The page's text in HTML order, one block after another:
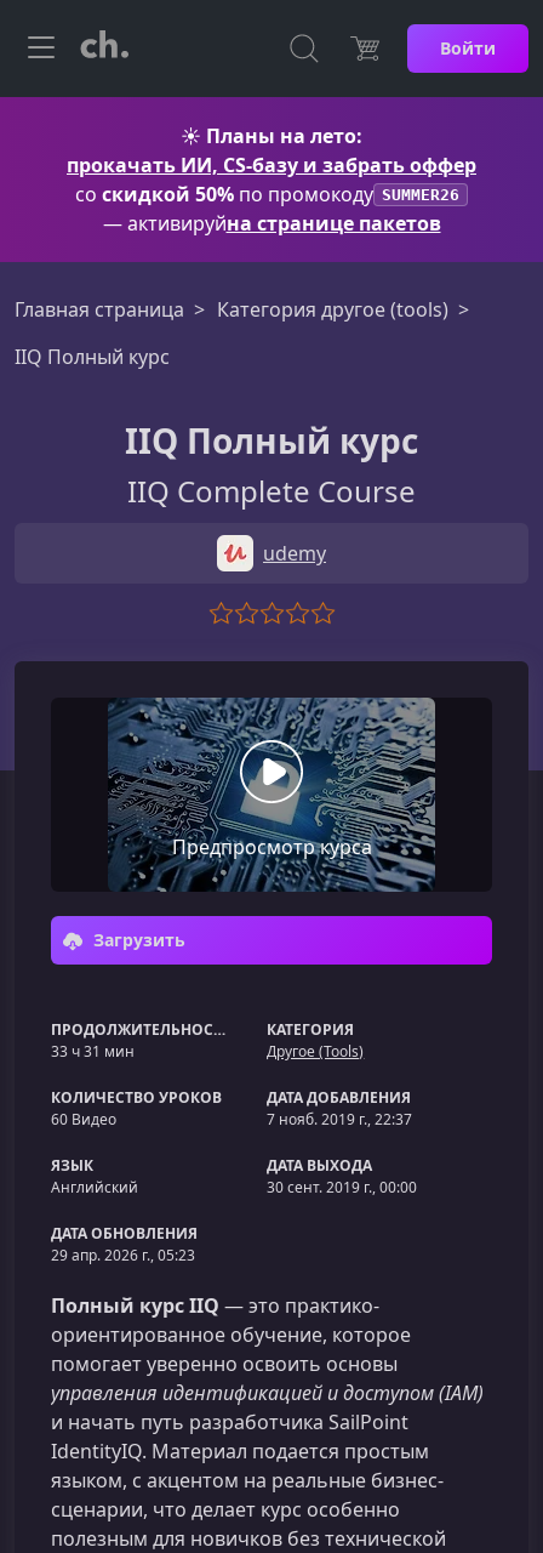
Войти
☀️ Планы на лето:
прокачать ИИ, CS-базу и забрать оффер
со скидкой 50% по промокоду SUMMER26
— активируйна странице пакетов
Главная страница
Категория другое (tools)
IIQ Полный курс
IIQ Полный курс
IIQ Complete Course
udemy
Предпросмотр курса
Загрузить
ПРОДОЛЖИТЕЛЬНОСТЬ
33 ч 31 мин
КАТЕГОРИЯ
Другое (Tools)
КОЛИЧЕСТВО УРОКОВ
60 Видео
ДАТА ДОБАВЛЕНИЯ
7 нояб. 2019 г., 22:37
ЯЗЫК
Английский
ДАТА ВЫХОДА
30 сент. 2019 г., 00:00
ДАТА ОБНОВЛЕНИЯ
29 апр. 2026 г., 05:23
Полный курс IIQ — это практико-
ориентированное обучение, которое
помогает уверенно освоить основы
управления идентификацией и доступом (IAM)
и начать путь разработчика SailPoint
IdentityIQ. Материал подается простым
языком, с акцентом на реальные бизнес-
сценарии, что делает курс особенно
полезным для новичков без технической